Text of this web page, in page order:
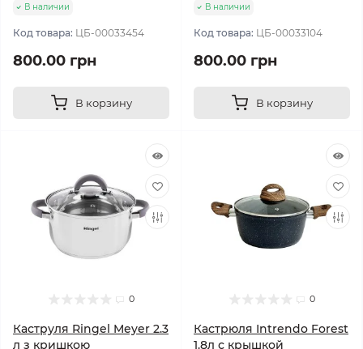
В наличии
Код товара: ЦБ-00033454
800.00 грн
В корзину
В наличии
Код товара: ЦБ-00033104
800.00 грн
В корзину
0
Каструля Ringel Meyer 2.3
л з кришкою
0
Кастрюля Intrendo Forest
1.8л с крышкой